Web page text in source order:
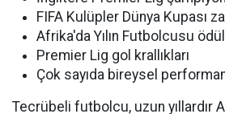
FIFA Kulüpler Dünya Kupası
Afrika'da Yılın Futbolcusu
Premier Lig gol krallıkları
Çok sayıda bireysel
Tecrübeli futbolcu, uzun yıllardır